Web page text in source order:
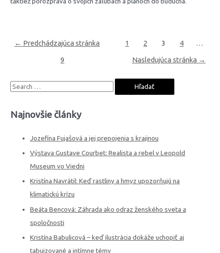
← Predchádzajúca stránka 1 2 3 4 …
9 Nasledujúca stránka →
S
a
Najnovšie články
Jozefína Fujašová a jej prepojenia s krajinou
Výstava Gustave Courbet: Realista a rebel v Leopold
Museum vo Viedni
Kristína Navrátil: Keď rastliny a hmyz upozorňujú na
klimatickú krízu
Beáta Bencová: Záhrada ako odraz ženského sveta a
spoločnosti
Kristína Babulicová – keď ilustrácia dokáže uchopiť aj
tabuizované a intímne témy